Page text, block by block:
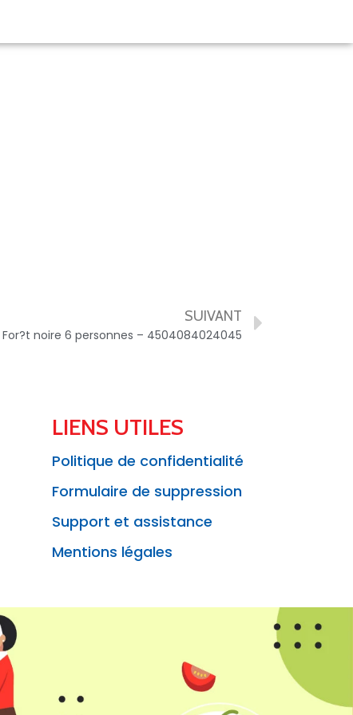
SUIVANT
For?t noire 6 personnes – 4504084024045
LIENS UTILES
Politique de confidentialité
Formulaire de suppression
Support et assistance
Mentions légales